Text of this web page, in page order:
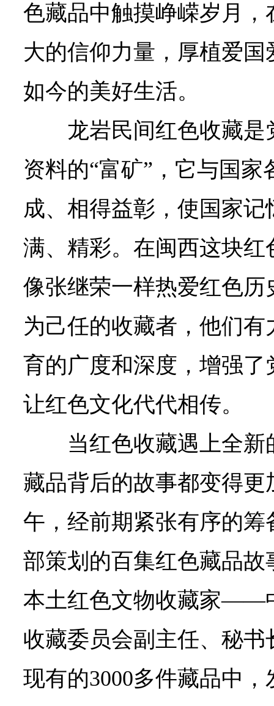
色藏品中触摸峥嵘岁月
大的信仰力量，厚植爱
如今的美好生活。
龙岩民间红色收藏
资料的“富矿”，它与国
成、相得益彰，使国家
满、精彩。在闽西这块
像张继荣一样热爱红色
为己任的收藏者，他们
育的广度和深度，增强
让红色文化代代相传。
当红色收藏遇上全
藏品背后的故事都变得更
午，经前期紧张有序的
部策划的百集红色藏品
本土红色文物收藏家——
收藏委员会副主任、秘
现有的3000多件藏品中